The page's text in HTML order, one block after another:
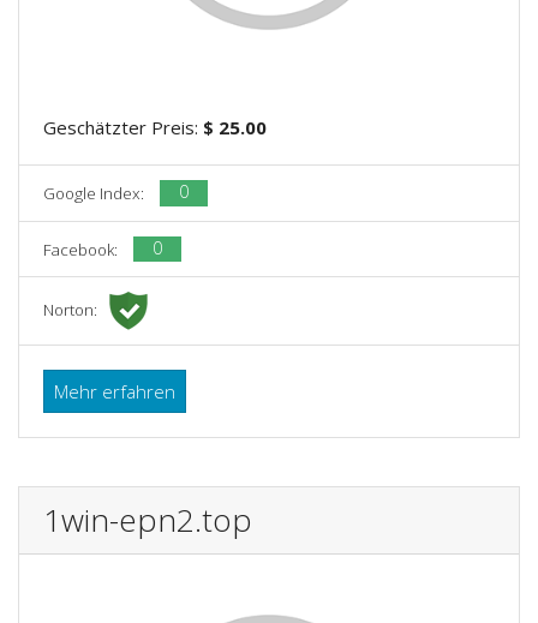
Geschätzter Preis: $ 25.00
Google Index: 0
Facebook: 0
Norton:
Mehr erfahren
1win-epn2.top